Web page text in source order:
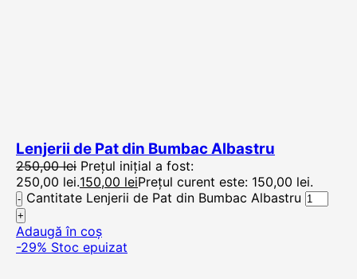
Lenjerii de Pat din Bumbac Albastru
250,00lei Prețul inițial a fost:
250,00 lei.150,00 leiPrețul curent este: 150,00 lei.
Cantitate Lenjerii de Pat din Bumbac Albastru
Adaugă în coș
-29% Stoc epuizat